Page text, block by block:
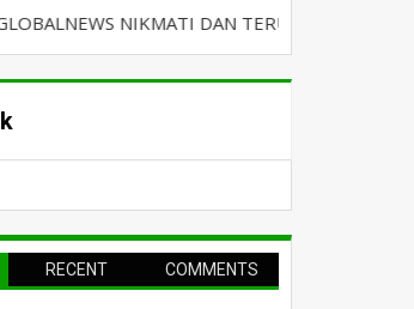
NIKMATI DAN TERUS BERSELANCAR
RECENT COMMENTS